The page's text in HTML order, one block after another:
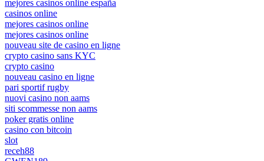
mejores casinos online españa
casinos online
mejores casinos online
mejores casinos online
nouveau site de casino en ligne
crypto casino sans KYC
crypto casino
nouveau casino en ligne
pari sportif rugby
nuovi casino non aams
siti scommesse non aams
poker gratis online
casino con bitcoin
slot
receh88